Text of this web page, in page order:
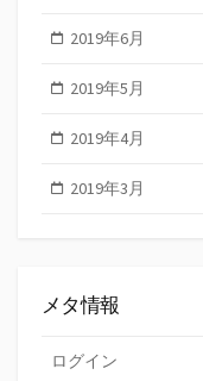
2019年6月
2019年5月
2019年4月
2019年3月
メタ情報
ログイン